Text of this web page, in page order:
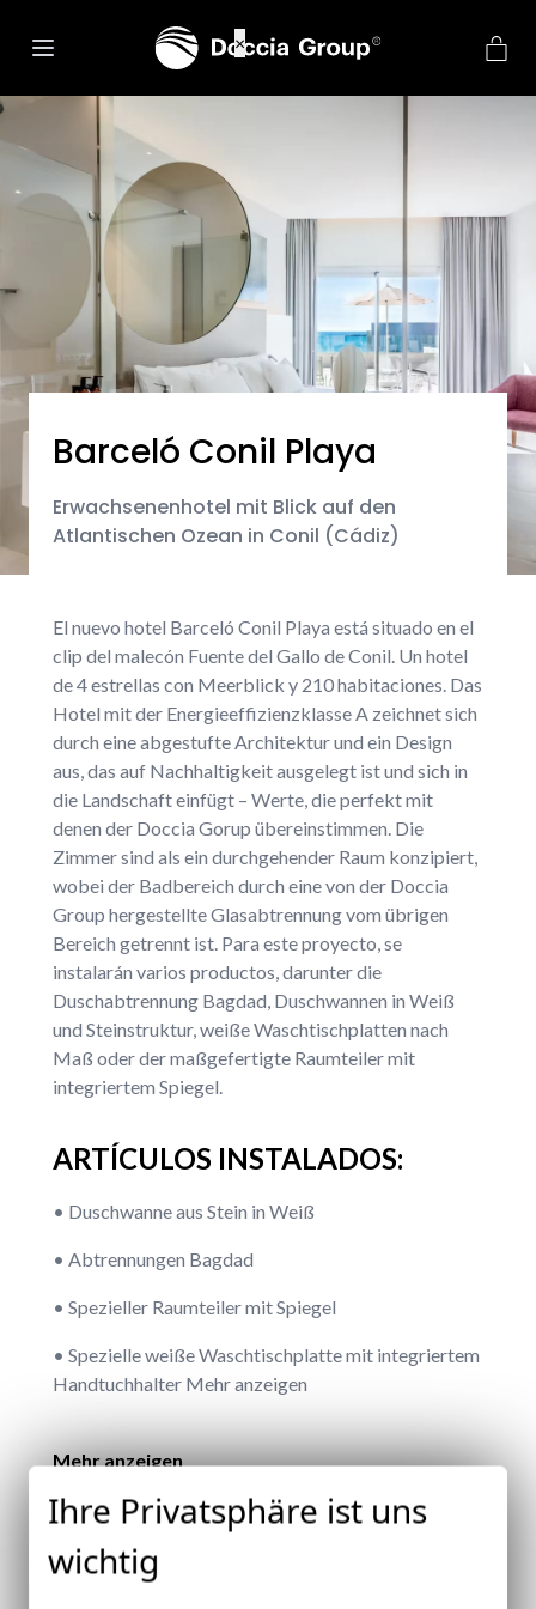
Barceló Conil Playa
Erwachsenenhotel mit Blick auf den
Atlantischen Ozean in Conil (Cádiz)
El nuevo hotel Barceló Conil Playa está situado en el
clip del malecón Fuente del Gallo de Conil. Un hotel
de 4 estrellas con Meerblick y 210 habitaciones. Das
Hotel mit der Energieeffizienzklasse A zeichnet sich
durch eine abgestufte Architektur und ein Design
aus, das auf Nachhaltigkeit ausgelegt ist und sich in
die Landschaft einfügt – Werte, die perfekt mit
denen der Doccia Gorup übereinstimmen. Die
Zimmer sind als ein durchgehender Raum konzipiert,
wobei der Badbereich durch eine von der Doccia
Group hergestellte Glasabtrennung vom übrigen
Bereich getrennt ist. Para este proyecto, se
instalarán varios productos, darunter die
Duschabtrennung Bagdad, Duschwannen in Weiß
und Steinstruktur, weiße Waschtischplatten nach
Maß oder der maßgefertigte Raumteiler mit
integriertem Spiegel.
ARTÍCULOS INSTALADOS:
• Duschwanne aus Stein in Weiß
• Abtrennungen Bagdad
• Spezieller Raumteiler mit Spiegel
• Spezielle weiße Waschtischplatte mit integriertem
Handtuchhalter Mehr anzeigen
Mehr anzeigen
Fotogalerie
Ihre Privatsphäre ist uns
wichtig
×